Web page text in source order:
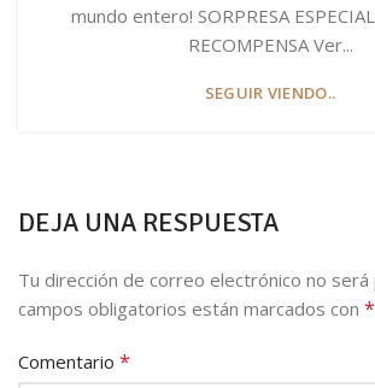
mundo entero! SORPRESA
RECOMPENSA Ver...
SEGUIR VIENDO..
DEJA UNA RESPUESTA
Tu dirección de correo electrónico no será
campos obligatorios están marcados con *
Comentario *